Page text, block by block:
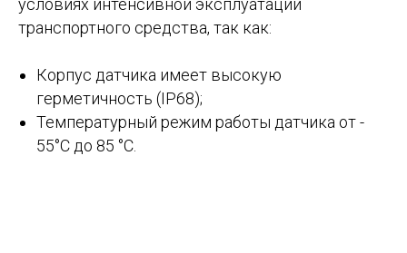
условиях интенсивной эксплуатации
транспортного средства, так как:
Корпус датчика имеет высокую
герметичность (IP68);
Температурный режим работы датчика от -
55°С до 85 °С.